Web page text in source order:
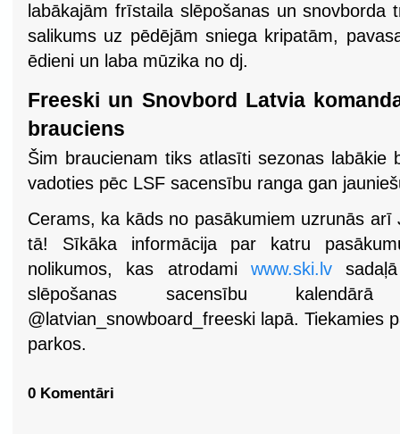
labākajām frīstaila slēpošanas un snovborda
salikums uz pēdējām sniega kripatām,
ēdieni un laba mūzika no dj.
Freeski un Snovbord Latvia
brauciens
Šim braucienam tiks atlasīti sezonas labākie
vadoties pēc LSF sacensību ranga gan
Cerams, ka kāds no pasākumiem uzrunās
tā! Sīkāka informācija par katru
nolikumos, kas atrodami www.ski.lvsadaļā
slēpošanas sacensību
@latvian_snowboard_freeski lapā. Tiekamies
parkos.
0 Komentāri